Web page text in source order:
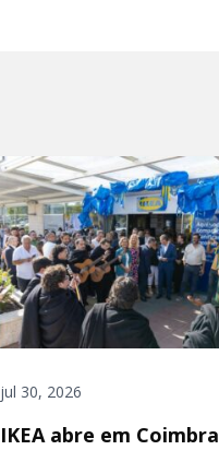
jul 30, 2026
IKEA abre em Coimbra